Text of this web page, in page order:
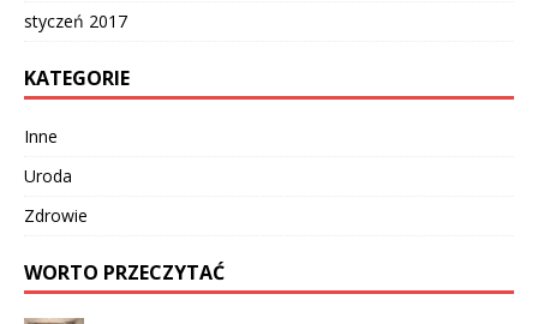
styczeń 2017
KATEGORIE
Inne
Uroda
Zdrowie
WORTO PRZECZYTAĆ